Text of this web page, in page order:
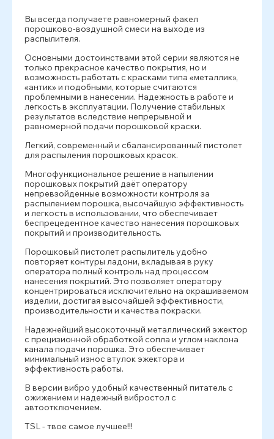
Вы всегда получаете равномерный факел
порошково-воздушной смеси на выходе из
распылителя.
Основными достоинствами этой серии являются не
только прекрасное качество покрытия, но и
возможность работать с красками типа «металлик»,
«антик» и подобными, которые считаются
проблемными в нанесении. Надежность в работе и
легкость в эксплуатации. Получение стабильных
результатов вследствие непрерывной и
равномерной подачи порошковой краски.
Легкий, современный и сбалансированный пистолет
для распыления порошковых красок.
Многофункциональное решение в напылении
порошковых покрытий даёт оператору
непревзойденные возможности контроля за
распылением порошка, высочайшую эффективность
и легкость в использовании, что обеспечивает
беспрецедентное качество нанесения порошковых
покрытий и производительность.
Порошковый пистолет распылитель удобно
повторяет контуры ладони, вкладывая в руку
оператора полный контроль над процессом
нанесения покрытий. Это позволяет оператору
концентрироваться исключительно на окрашиваемом
изделии, достигая высочайшей эффективности,
производительности и качества покраски.
Надежнейший высокоточный металлический эжектор
с прецизионной обработкой сопла и углом наклона
канала подачи порошка. Это обеспечивает
минимальный износ втулок эжектора и
эффективность работы.
В версии вибро удобный качественный питатель с
ожижением и надежный вибростол с
автоотключением.
TSL - твое самое лучшее!!!